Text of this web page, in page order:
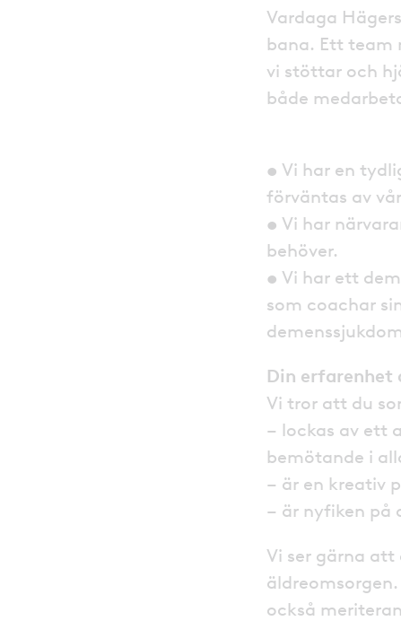
Vardaga
bana. Ett team
vi stöttar och
både
• Vi har en
förväntas av
• Vi har
behöver.
• Vi har ett
som coachar
Din erfarenhet
Vi tror att du
– lockas av ett
bemötande i
– är en kreativ
– är nyfiken på
Vi ser gärna
också